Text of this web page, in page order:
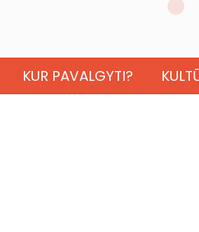
KUR PAVALGYTI?